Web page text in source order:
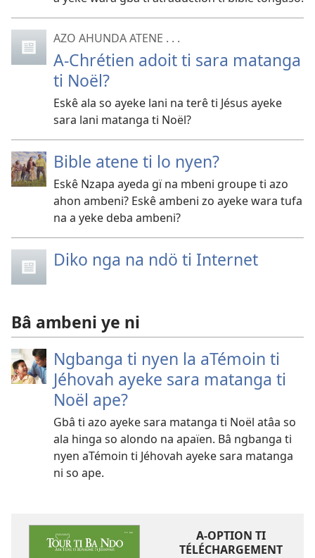
AZO AHUNDA ATENE . . .
A-Chrétien adoit ti sara matanga
ti Noël?
Eskê ala so ayeke lani na terê ti Jésus ayeke
sara lani matanga ti Noël?
Bible atene ti lo nyen?
Eskê Nzapa ayeda gï na mbeni groupe ti azo
ahon ambeni? Eskê ambeni zo ayeke wara tufa
na a yeke deba ambeni?
Diko nga na ndö ti Internet
Bâ ambeni ye ni
Ngbanga ti nyen la aTémoin ti
Jéhovah ayeke sara matanga ti
Noël ape?
Gbâ ti azo ayeke sara matanga ti Noël atâa so
ala hinga so alondo na apaïen. Bâ ngbanga ti
nyen aTémoin ti Jéhovah ayeke sara matanga
ni so ape.
A-OPTION TI
TÉLÉCHARGEMENT